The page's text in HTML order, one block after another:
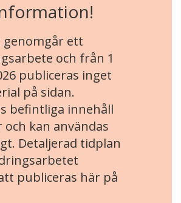
ett
och från 1
publiceras inget
på sidan.
befintliga innehåll
kan användas
Detaljerad tidplan
publiceras här på